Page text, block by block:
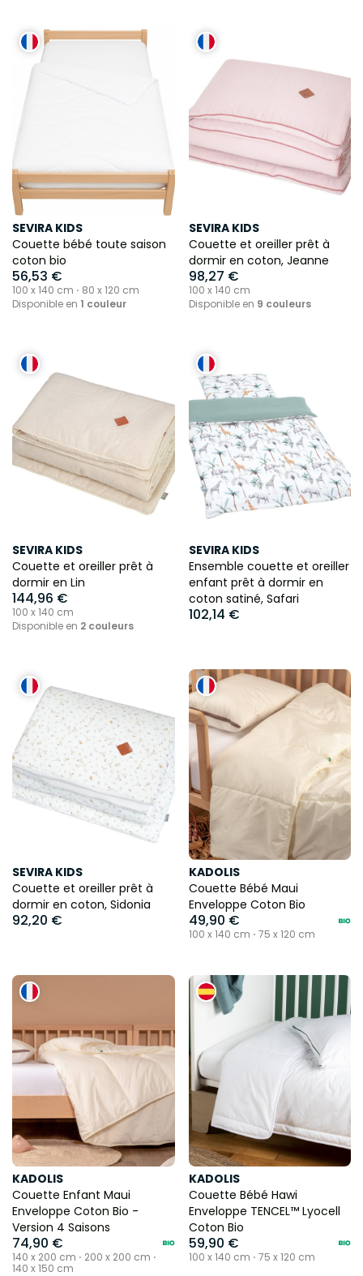
SEVIRA KIDS
Couette bébé toute saison
coton bio
56,53 €
100 x 140 cm ⋅ 80 x 120 cm
Disponible en 1 couleur
SEVIRA KIDS
Couette et oreiller prêt à
dormir en coton, Jeanne
98,27 €
100 x 140 cm
Disponible en 9 couleurs
SEVIRA KIDS
Couette et oreiller prêt à
dormir en Lin
144,96 €
100 x 140 cm
Disponible en 2 couleurs
SEVIRA KIDS
Ensemble couette et oreiller
enfant prêt à dormir en
coton satiné, Safari
102,14 €
SEVIRA KIDS
Couette et oreiller prêt à
dormir en coton, Sidonia
92,20 €
KADOLIS
Couette Bébé Maui
Enveloppe Coton Bio
49,90 €
100 x 140 cm ⋅ 75 x 120 cm
KADOLIS
Couette Enfant Maui
Enveloppe Coton Bio -
Version 4 Saisons
74,90 €
140 x 200 cm ⋅ 200 x 200 cm ⋅
140 x 150 cm
KADOLIS
Couette Bébé Hawi
Enveloppe TENCEL™ Lyocell
Coton Bio
59,90 €
100 x 140 cm ⋅ 75 x 120 cm